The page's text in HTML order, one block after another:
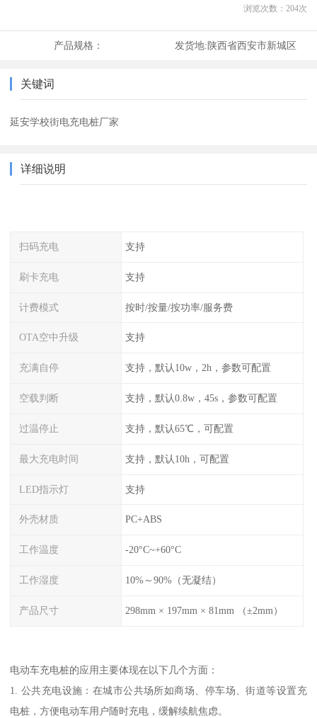
浏览次数： 204次
产品规格： 发货地:陕西省西安市新城区
关键词
延安学校街电充电桩厂家
详细说明
扫码充电 支持
刷卡充电 支持
计费模式 按时/按量/按功率/服务费
OTA空中升级 支持
充满自停 支持，默认10w，2h，参数可配置
空载判断 支持，默认0.8w，45s，参数可配置
过温停止 支持，默认65℃，可配置
最大充电时间 支持，默认10h，可配置
LED指示灯 支持
外壳材质 PC+ABS
工作温度 -20°C~+60°C
工作湿度 10%～90%（无凝结）
产品尺寸 298mm × 197mm × 81mm （±2mm）
电动车充电桩的应用主要体现在以下几个方面：
1. 公共充电设施：在城市公共场所如商场、停车场、街道等设置充
电桩，方便电动车用户随时充电，缓解续航焦虑。